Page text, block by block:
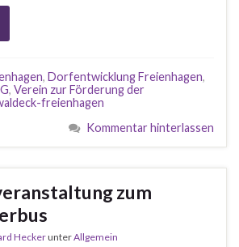
, Dorfentwicklung Freienhagen,
, Verein zur Förderung der
freienhagen
Kommentar hinterlassen
zum
HeckerunterAllgemein